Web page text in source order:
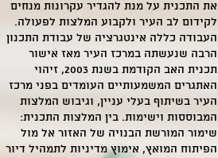
את התכנית על מנת להגדיר עקרונות מנחים
לקידום לב העיר ולקבוע המלצות לפעולה.
העבודה כללה אינטגרציה של עבודת התכנון
הרבה שנעשתה במרכז העיר מאז אישור
תכנית האב הקודמת בשנת 2003, זיהוי
האתגרים המשמעותיים העומדים בפני מרכז
העיר בשיתוף בעלי עניין, וגיבוש המלצות
המבוססות וישימות. בין המלצות התכנית:
שימור המורשת הבנויה של האזור אל מול
הפיתוח המואץ, אימוץ מדיניות לתמהיל דיור